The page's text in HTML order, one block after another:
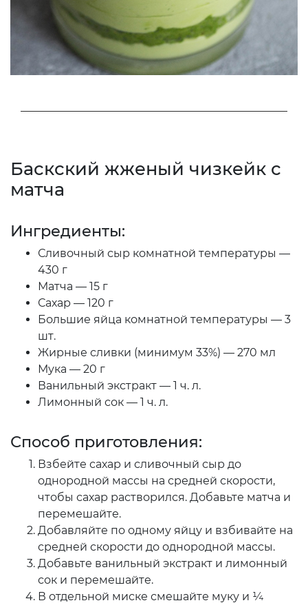
Баскский жженый чизкейк с
матча
Ингредиенты:
Сливочный сыр комнатной температуры —
430 г
Матча — 15 г
Сахар — 120 г
Большие яйца комнатной температуры — 3
шт.
Жирные сливки (минимум 33%) — 270 мл
Мука — 20 г
Ванильный экстракт — 1 ч. л.
Лимонный сок — 1 ч. л.
Способ приготовления:
Взбейте сахар и сливочный сыр до
однородной массы на средней скорости,
чтобы сахар растворился. Добавьте матча и
перемешайте.
Добавляйте по одному яйцу и взбивайте на
средней скорости до однородной массы.
Добавьте ванильный экстракт и лимонный
сок и перемешайте.
В отдельной миске смешайте муку и ¼